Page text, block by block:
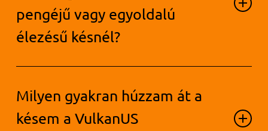
egyenletes eltávolítására.
változik, hogy élezés közben
milyen mélységig nyomják a
pengéjű vagy egyoldalú
élezésű késnél?
függőlegeshez képest.
Milyen gyakran húzzam át a
késem a VulkanUS